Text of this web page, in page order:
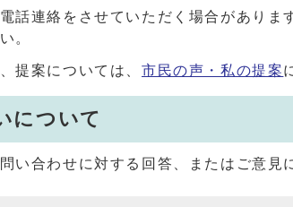
話連絡をさせていただく場合があり
。
提案については、 市民の声・私の提案
について
い合わせに対する回答、またはご意